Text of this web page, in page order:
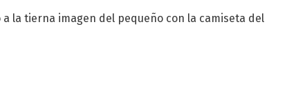
la tierna imagen del pequeño con la camiseta del